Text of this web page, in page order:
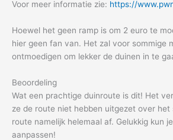
Voor meer informatie zie: https://
Hoewel het geen ramp is om 2 euro te
hier geen fan van. Het zal voor sommige
ontmoedigen om lekker de duinen in te
Beoordeling
Wat een prachtige duinroute is dit! Het
ze de route niet hebben uitgezet over het
route namelijk helemaal af. Gelukkig kun
aanpassen!